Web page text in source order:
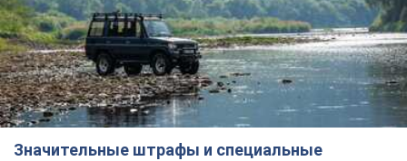
Значительные штрафы и специальные